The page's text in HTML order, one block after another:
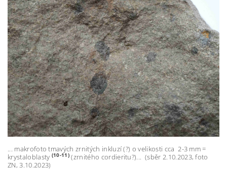
... makrofoto tmavých zrnitých inkluzí (?) o velikosti cca 2-3 mm =
krystaloblasty (10-11) (zrnitého cordieritu?)... (sběr 2.10.2023, foto
ZN, 3.10.2023)